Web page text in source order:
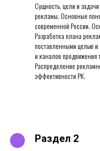
Сущность, цели и
рекламы. Основные
современной России.
Разработка плана
поставленными целью
и каналов продвижения
Распределение
эффективности РК.
Раздел 2